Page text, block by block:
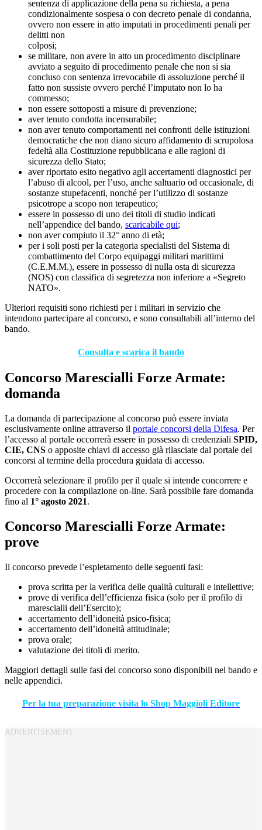
sentenza di applicazione della pena su richiesta, a pena
condizionalmente sospesa o con decreto penale di condanna,
ovvero non essere in atto imputati in procedimenti penali per
delitti non
colposi;
se militare, non avere in atto un procedimento disciplinare
avviato a seguito di procedimento penale che non si sia
concluso con sentenza irrevocabile di assoluzione perché il
fatto non sussiste ovvero perché l’imputato non lo ha
commesso;
non essere sottoposti a misure di prevenzione;
aver tenuto condotta incensurabile;
non aver tenuto comportamenti nei confronti delle istituzioni
democratiche che non diano sicuro affidamento di scrupolosa
fedeltà alla Costituzione repubblicana e alle ragioni di
sicurezza dello Stato;
aver riportato esito negativo agli accertamenti diagnostici per
l’abuso di alcool, per l’uso, anche saltuario od occasionale, di
sostanze stupefacenti, nonché per l’utilizzo di sostanze
psicotrope a scopo non terapeutico;
essere in possesso di uno dei titoli di studio indicati
nell’appendice del bando, scaricabile qui;
non aver compiuto il 32° anno di età;
per i soli posti per la categoria specialisti del Sistema di
combattimento del Corpo equipaggi militari marittimi
(C.E.M.M.), essere in possesso di nulla osta di sicurezza
(NOS) con classifica di segretezza non inferiore a «Segreto
NATO».
Ulteriori requisiti sono richiesti per i militari in servizio che
intendono partecipare al concorso, e sono consultabili all’interno del
bando.
Consulta e scarica il bando
Concorso Marescialli Forze Armate:
domanda
La domanda di partecipazione al concorso può essere inviata
esclusivamente online attraverso il portale concorsi della Difesa. Per
l’accesso al portale occorrerà essere in possesso di credenziali SPID,
CIE, CNS o apposite chiavi di accesso già rilasciate dal portale dei
concorsi al termine della procedura guidata di accesso.
Occorrerà selezionare il profilo per il quale si intende concorrere e
procedere con la compilazione on-line. Sarà possibile fare domanda
fino al 1° agosto 2021.
Concorso Marescialli Forze Armate:
prove
Il concorso prevede l’espletamento delle seguenti fasi:
prova scritta per la verifica delle qualità culturali e intellettive;
prove di verifica dell’efficienza fisica (solo per il profilo di
marescialli dell’Esercito);
accertamento dell’idoneità psico-fisica;
accertamento dell’idoneità attitudinale;
prova orale;
valutazione dei titoli di merito.
Maggiori dettagli sulle fasi del concorso sono disponibili nel bando e
nelle appendici.
Per la tua preparazione visita lo Shop Maggioli Editore